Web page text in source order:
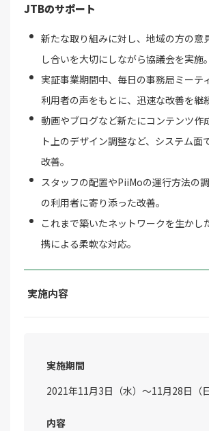
JTBのサポート
新たな取り組みに対し、地域の方の意
し合いを大切にしながら協議会を実施。
実証事業期間中、毎日の事務局ミーテ
利用者の声をもとに、迅速な改善を継
動画やブログなど新たにコンテンツ作
ト上のデザイン調整など、システム面
改善。
スタッフの配置やPiiMoの運行方法の
の利用者に寄り添った改善。
これまで築いたネットワークを生かし
携による柔軟な対応。
実施内容
実施期間
2021年11月3日（水）～11月28日（日
内容